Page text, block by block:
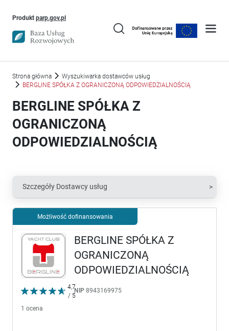
Produkt parp.gov.plUwaga, link otworzy się w nowym oknie
Strona główna
Wyszukiwarka dostawców usług
BERGLINE SPÓŁKA Z OGRANICZONĄ ODPOWIEDZIALNOŚCIĄ
BERGLINE SPÓŁKA Z
OGRANICZONĄ
ODPOWIEDZIALNOŚCIĄ
Możliwość dofinansowania
4,7
/ 5
1 ocena
BERGLINE SPÓŁKA Z
OGRANICZONĄ
ODPOWIEDZIALNOŚCIĄ
NIP 8943169975
Szczegóły Dostawcy usług